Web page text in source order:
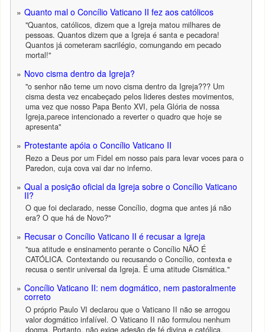
Quanto mal o Concílio Vaticano II fez aos católicos
"Quantos, católicos, dizem que a Igreja matou milhares de
pessoas. Quantos dizem que a Igreja é santa e pecadora!
Quantos já cometeram sacrilégio, comungando em pecado
mortal!"
Novo cisma dentro da Igreja?
"o senhor não teme um novo cisma dentro da Igreja??? Um
cisma desta vez encabeçado pelos lideres destes movimentos,
uma vez que nosso Papa Bento XVI, pela Glória de nossa
Igreja,parece intencionado a reverter o quadro que hoje se
apresenta"
Protestante apóia o Concílio Vaticano II
Rezo a Deus por um Fidel em nosso pais para levar voces para o
Paredon, cuja cova vai dar no inferno.
Qual a posição oficial da Igreja sobre o Concílio Vaticano
II?
O que foi declarado, nesse Concílio, dogma que antes já não
era? O que há de Novo?"
Recusar o Concílio Vaticano II é recusar a Igreja
"sua atitude e ensinamento perante o Concílio NÃO É
CATÓLICA. Contextando ou recusando o Concílio, contexta e
recusa o sentir universal da Igreja. É uma atitude Cismática."
Concílio Vaticano II: nem dogmático, nem pastoralmente
correto
O próprio Paulo VI declarou que o Vaticano II não se arrogou
valor dogmático infalível. O Vaticano II não formulou nenhum
dogma. Portanto, não exige adesão de fé divina e católica,